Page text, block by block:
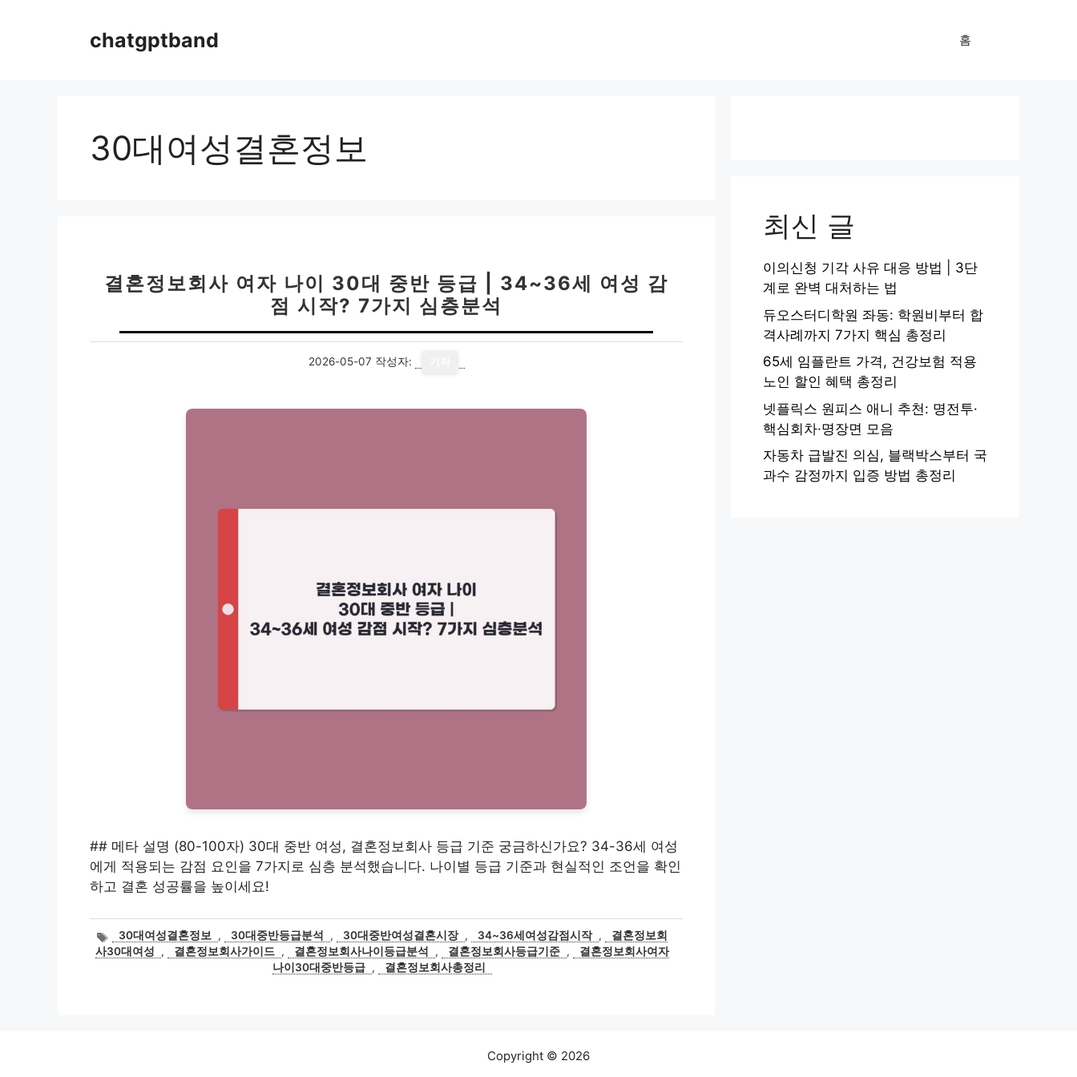
chatgptband 홈
30대여성결혼정보
결혼정보회사 여자 나이 30대 중반 등급 | 34~36세 여성 감
점 시작? 7가지 심층분석
2026-05-07 작성자:
## 메타 설명 (80-100자) 30대 중반 여성, 결혼정보회사 등급 기준 궁금하신가요? 34-36세 여성
에게 적용되는 감점 요인을 7가지로 심층 분석했습니다. 나이별 등급 기준과 현실적인 조언을 확인
하고 결혼 성공률을 높이세요!
태
그
30대여성결혼정보 , 30대중반등급분석 , 30대중반여성결혼시장 , 34~36세여성감점시작 ,
결혼정보회
사30대여성
, 결혼정보회사가이드 , 결혼정보회사나이등급분석 , 결혼정보회사등급기준 ,
결혼정보회사여자
나이30대중반등급 , 결혼정보회사총정리
최신 글
이의신청 기각 사유 대응 방법 | 3단
계로 완벽 대처하는 법
듀오스터디학원 좌동: 학원비부터 합
격사례까지 7가지 핵심 총정리
65세 임플란트 가격, 건강보험 적용
노인 할인 혜택 총정리
넷플릭스 원피스 애니 추천: 명전투·
핵심회차·명장면 모음
자동차 급발진 의심, 블랙박스부터 국
과수 감정까지 입증 방법 총정리
Copyright © 2026